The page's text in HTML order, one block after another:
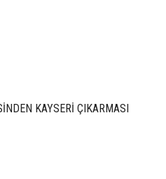
KAYSERİ ÇIKARMASI